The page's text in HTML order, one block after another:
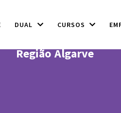
DUAL CURSOS
Região Algarve